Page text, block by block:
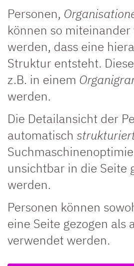
Personen,
können so
werden, dass eine
Struktur entsteht.
z.B. in einem
werden.
Die Detailansicht der
automatisch
unsichtbar in die Seite
werden.
Personen können
eine Seite gezogen als
verwendet werden.